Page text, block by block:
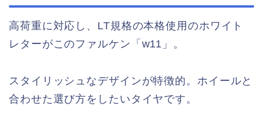
高荷重に対応し、LT規格の本格使用のホワイト
レターがこのファルケン「w11」。
スタイリッシュなデザインが特徴的。ホイールと
合わせた選び方をしたいタイヤです。